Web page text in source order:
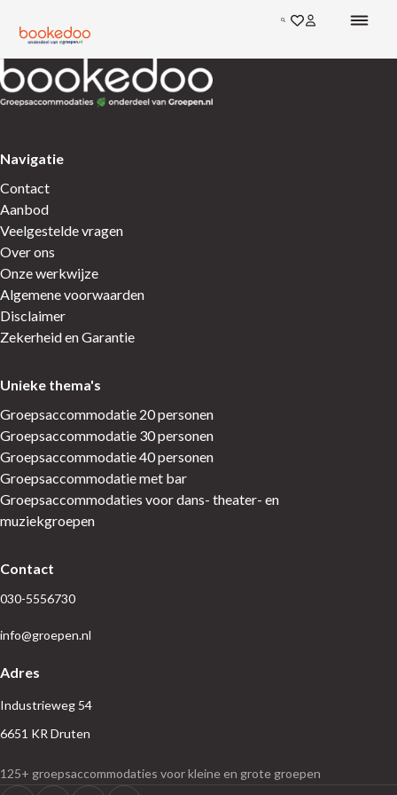
Terug naar de startpagina
Zoeken
Ga naar
Inloggen bij
Terug naar de startpagina
Navigatie
Contact
Aanbod
Veelgestelde vragen
Over ons
Onze werkwijze
Algemene voorwaarden
Disclaimer
Zekerheid en Garantie
Unieke thema's
Groepsaccommodatie 20 personen
Groepsaccommodatie 30 personen
Groepsaccommodatie 40 personen
Groepsaccommodatie met bar
Groepsaccommodaties voor dans- theater- en
muziekgroepen
Contact
030-5556730
info@groepen.nl
Adres
Industrieweg 54
6651 KR Druten
125+ groepsaccommodaties voor kleine en grote groepen